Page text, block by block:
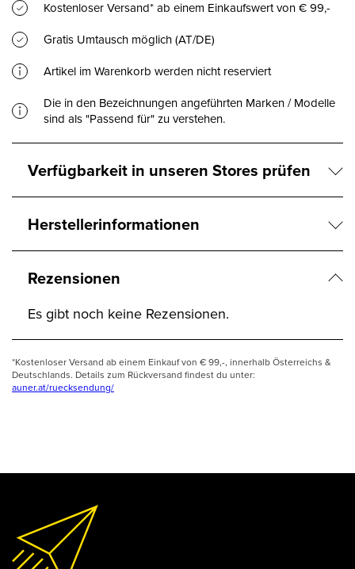
Kostenloser Versand* ab einem Einkaufswert von € 99,-
Gratis Umtausch möglich (AT/DE)
Artikel im Warenkorb werden nicht reserviert
Die in den Bezeichnungen angeführten Marken / Modelle
sind als "Passend für" zu verstehen.
Verfügbarkeit in unseren Stores prüfen
Herstellerinformationen
Rezensionen
Es gibt noch keine Rezensionen.
*Kostenloser Versand ab einem Einkauf von € 99,-, innerhalb Österreichs &
Deutschlands. Details zum Rückversand findest du unter:
auner.at/ruecksendung/